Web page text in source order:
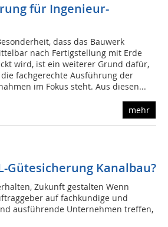
für Ingenieur-
dass das Bauwerk
nach Fertigstellung mit Erde
wird, ist ein weiterer Grund dafür,
die fachgerechte Ausführung der
im Fokus steht. Aus diesen...
mehr
Gütesicherung Kanalbau?
Zukunft gestalten Wenn
auf fachkundige und
ausführende Unternehmen treffen,